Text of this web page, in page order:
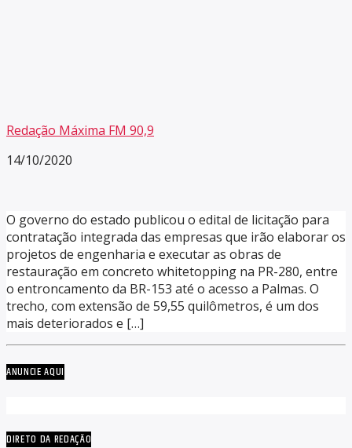
Redação Máxima FM 90,9
14/10/2020
O governo do estado publicou o edital de licitação para
contratação integrada das empresas que irão elaborar os
projetos de engenharia e executar as obras de
restauração em concreto whitetopping na PR-280, entre
o entroncamento da BR-153 até o acesso a Palmas. O
trecho, com extensão de 59,55 quilômetros, é um dos
mais deteriorados e […]
ANUNCIE AQUI
DIRETO DA REDAÇÃO